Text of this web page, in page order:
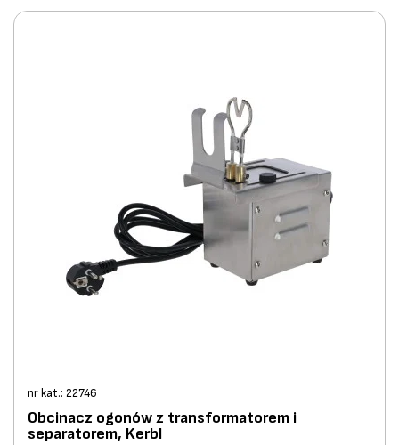
nr kat.: 22746
Obcinacz ogonów z transformatorem i
separatorem, Kerbl